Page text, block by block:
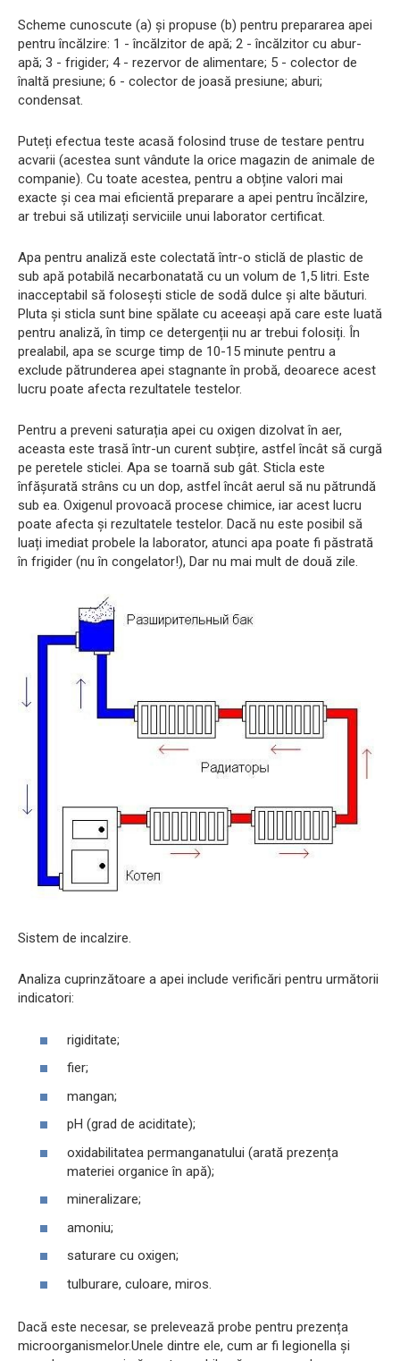
Scheme cunoscute (a) și propuse (b) pentru prepararea apei
pentru încălzire: 1 - încălzitor de apă; 2 - încălzitor cu abur-
apă; 3 - frigider; 4 - rezervor de alimentare; 5 - colector de
înaltă presiune; 6 - colector de joasă presiune; aburi;
condensat.
Puteți efectua teste acasă folosind truse de testare pentru
acvarii (acestea sunt vândute la orice magazin de animale de
companie). Cu toate acestea, pentru a obține valori mai
exacte și cea mai eficientă preparare a apei pentru încălzire,
ar trebui să utilizați serviciile unui laborator certificat.
Apa pentru analiză este colectată într-o sticlă de plastic de
sub apă potabilă necarbonatată cu un volum de 1,5 litri. Este
inacceptabil să folosești sticle de sodă dulce și alte băuturi.
Pluta și sticla sunt bine spălate cu aceeași apă care este luată
pentru analiză, în timp ce detergenții nu ar trebui folosiți. În
prealabil, apa se scurge timp de 10-15 minute pentru a
exclude pătrunderea apei stagnante în probă, deoarece acest
lucru poate afecta rezultatele testelor.
Pentru a preveni saturația apei cu oxigen dizolvat în aer,
aceasta este trasă într-un curent subțire, astfel încât să curgă
pe peretele sticlei. Apa se toarnă sub gât. Sticla este
înfășurată strâns cu un dop, astfel încât aerul să nu pătrundă
sub ea. Oxigenul provoacă procese chimice, iar acest lucru
poate afecta și rezultatele testelor. Dacă nu este posibil să
luați imediat probele la laborator, atunci apa poate fi păstrată
în frigider (nu în congelator!), Dar nu mai mult de două zile.
Sistem de incalzire.
Analiza cuprinzătoare a apei include verificări pentru următorii
indicatori:
rigiditate;
fier;
mangan;
pH (grad de aciditate);
oxidabilitatea permanganatului (arată prezența
materiei organice în apă);
mineralizare;
amoniu;
saturare cu oxigen;
tulburare, culoare, miros.
Dacă este necesar, se prelevează probe pentru prezența
microorganismelor.Unele dintre ele, cum ar fi legionella și